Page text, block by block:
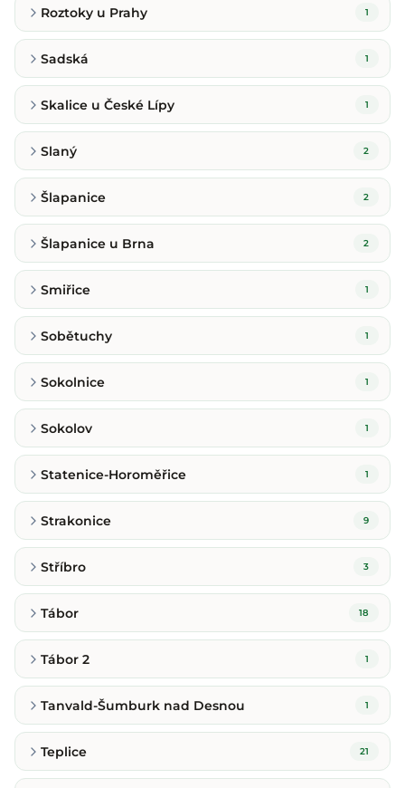
Roztoky u Prahy 1
Sadská 1
Skalice u České Lípy 1
Slaný 2
Šlapanice 2
Šlapanice u Brna 2
Smiřice 1
Sobětuchy 1
Sokolnice 1
Sokolov 1
Statenice-Horoměřice 1
Strakonice 9
Stříbro 3
Tábor 18
Tábor 2 1
Tanvald-Šumburk nad Desnou 1
Teplice 21